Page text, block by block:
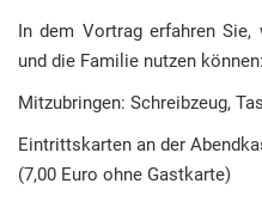
In dem Vortrag erfahren
und die Familie nutzen können:
Mitzubringen: Schreibzeug,
Eintrittskarten an der
(7,00 Euro ohne Gastkarte)